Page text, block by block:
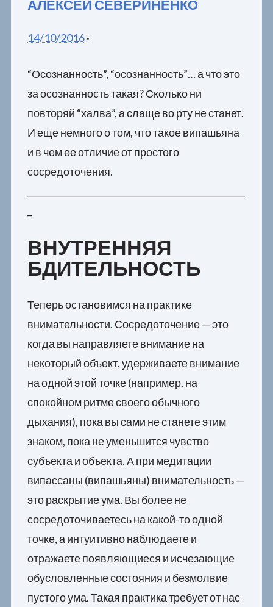
АЛЕКСЕЙ СЕВЕРИНЕНКО
14/10/2016·
“Осознанность”, “осознанность”… а что это
за осознанность такая? Сколько ни
повторяй “халва”, а слаще во рту не станет.
И еще немного о том, что такое випашьяна
и в чем ее отличие от простого
сосредоточения.
ВНУТРЕННЯЯ
БДИТЕЛЬНОСТЬ
Теперь остановимся на практике
внимательности. Сосредоточение — это
когда вы направляете внимание на
некоторый объект, удерживаете внимание
на одной этой точке (например, на
спокойном ритме своего обычного
дыхания), пока вы сами не станете этим
знаком, пока не уменьшится чувство
субъекта и объекта. А при медитации
випассаны (випашьяны) внимательность —
это раскрытие ума. Вы более не
сосредоточиваетесь на какой-то одной
точке, а интуитивно наблюдаете и
отражаете появляющиеся и исчезающие
обусловленные состояния и безмолвие
пустого ума. Такая практика требует от нас